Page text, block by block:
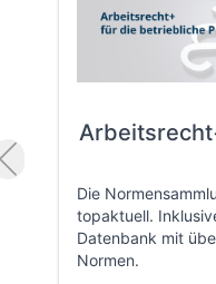
Die
topaktuell.
Datenbank mit
Normen.